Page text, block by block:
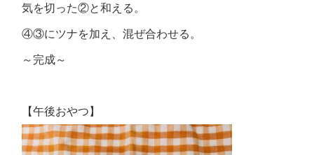
気を切った②と和える。
④③にツナを加え、混ぜ合わせる。
～完成～
【午後おやつ】